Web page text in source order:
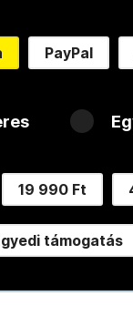
PayPal
19 990 Ft
támogatás